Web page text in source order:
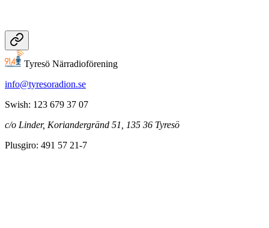
Tyresö Närradioförening
info@tyresoradion.se
Swish: 123 679 37 07
c/o Linder, Koriandergränd 51, 135 36 Tyresö
Plusgiro: 491 57 21-7